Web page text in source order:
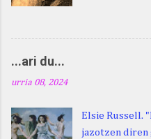
justuri...)
Kontua da,
egun" izeneko
duzue
...ari du...
urria 08, 2024
Elsie Russell.
jazotzen